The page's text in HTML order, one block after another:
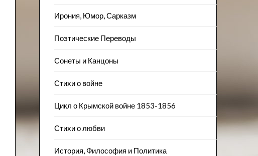
Ирония, Юмор, Сарказм
Поэтические Переводы
Сонеты и Канцоны
Стихи о войне
Цикл о Крымской войне 1853-1856
Стихи о любви
История, Философия и Политика